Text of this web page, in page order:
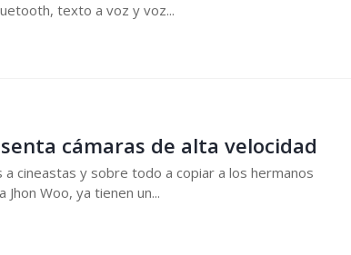
texto a voz y voz...
cámaras de alta velocidad
a cineastas y sobre todo a copiar a los hermanos
Jhon Woo, ya tienen un...